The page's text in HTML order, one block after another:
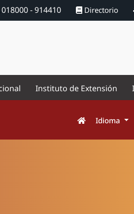
018000 - 914410 Directorio
Instituto de Extensión
Idioma